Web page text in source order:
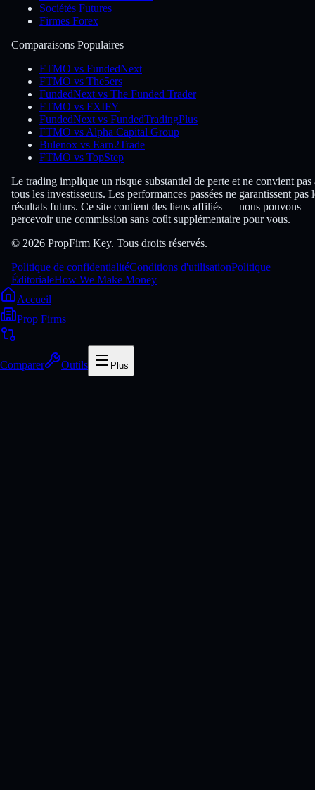
Sociétés Futures
Firmes Forex
Comparaisons Populaires
FTMO vs FundedNext
FTMO vs The5ers
FundedNext vs The Funded Trader
FTMO vs FXIFY
FundedNext vs FundedTradingPlus
FTMO vs Alpha Capital Group
Bulenox vs Earn2Trade
FTMO vs TopStep
Le trading implique un risque substantiel de perte et ne convient pas
tous les investisseurs. Les performances passées ne garantissent pas
résultats futurs. Ce site contient des liens affiliés — nous pouvons
percevoir une commission sans coût supplémentaire pour vous.
© 2026 PropFirm Key. Tous droits réservés.
Politique de confidentialitéConditions d'utilisationPolitique
ÉditorialeHow We Make Money
Accueil
Prop Firms
Comparer Outils Plus